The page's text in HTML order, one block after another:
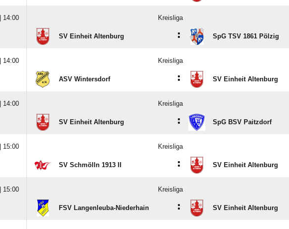
14:00 Kreisliga
SV Einheit Altenburg : SpG TSV 1861 Pölzig
14:00 Kreisliga
ASV Wintersdorf : SV Einheit Altenburg
14:00 Kreisliga
SV Einheit Altenburg : SpG BSV Paitzdorf
15:00 Kreisliga
SV Schmölln 1913 II : SV Einheit Altenburg
15:00 Kreisliga
FSV Langenleuba-Niederhain : SV Einheit Altenburg